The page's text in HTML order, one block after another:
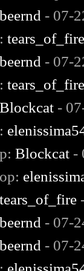
beernd - 07-
beernd - 07-
Blockcat -
Blockcat -
tears_of_fire
beernd - 07-
beernd - 07-